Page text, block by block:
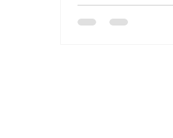
horami, blízko